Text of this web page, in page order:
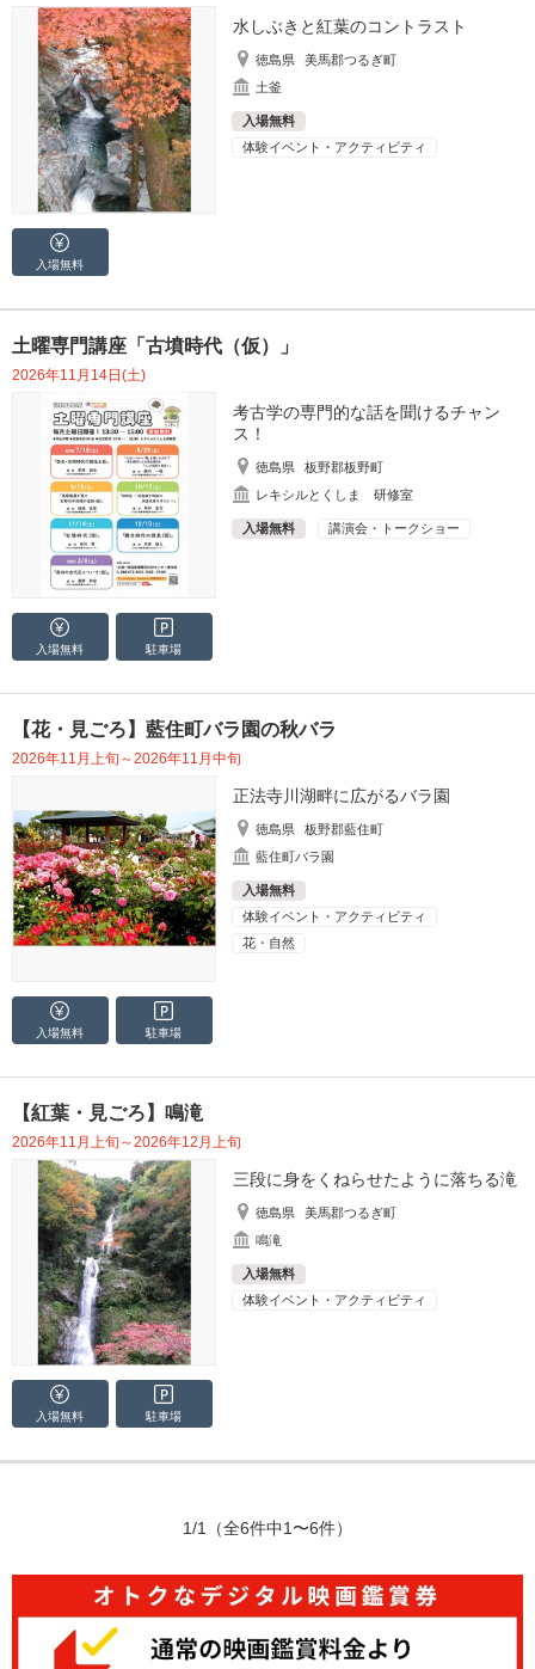
水しぶきと紅葉のコントラスト
徳島県
美馬郡つるぎ町
土釜
入場無料
体験イベント・アクティビティ
入場無料
土曜専門講座「古墳時代（仮）」
2026年11月14日(土)
考古学の専門的な話を聞けるチャン
ス！
徳島県
板野郡板野町
レキシルとくしま 研修室
入場無料 講演会・トークショー
入場無料 駐車場
【花・見ごろ】藍住町バラ園の秋バラ
2026年11月上旬～2026年11月中旬
正法寺川湖畔に広がるバラ園
徳島県
板野郡藍住町
藍住町バラ園
入場無料
体験イベント・アクティビティ
花・自然
入場無料 駐車場
【紅葉・見ごろ】鳴滝
2026年11月上旬～2026年12月上旬
三段に身をくねらせたように落ちる滝
徳島県
美馬郡つるぎ町
鳴滝
入場無料
体験イベント・アクティビティ
入場無料 駐車場
1/1 （全6件中1〜6件）